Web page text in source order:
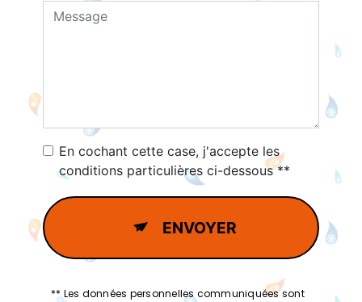
En cochant cette case, j'accepte les
conditions particulières ci-dessous **
ENVOYER
** Les données personnelles communiquées sont